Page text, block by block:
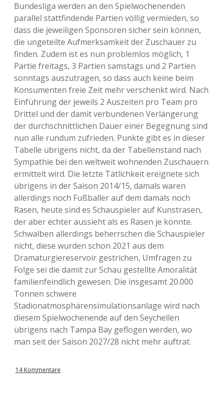
Bundesliga werden an den Spielwochenenden
parallel stattfindende Partien völlig vermieden, so
dass die jeweiligen Sponsoren sicher sein können,
die ungeteilte Aufmerksamkeit der Zuschauer zu
finden. Zudem ist es nun problemlos möglich, 1
Partie freitags, 3 Partien samstags und 2 Partien
sonntags auszutragen, so dass auch keine beim
Konsumenten freie Zeit mehr verschenkt wird. Nach
Einführung der jeweils 2 Auszeiten pro Team pro
Drittel und der damit verbundenen Verlängerung
der durchschnittlichen Dauer einer Begegnung sind
nun alle rundum zufrieden. Punkte gibt es in dieser
Tabelle übrigens nicht, da der Tabellenstand nach
Sympathie bei den weltweit wohnenden Zuschauern
ermittelt wird. Die letzte Tätlichkeit ereignete sich
übrigens in der Saison 2014/15, damals waren
allerdings noch Fußballer auf dem damals noch
Rasen, heute sind es Schauspieler auf Kunstrasen,
der aber echter aussieht als es Rasen je könnte.
Schwalben allerdings beherrschen die Schauspieler
nicht, diese wurden schon 2021 aus dem
Dramaturgiereservoir gestrichen, Umfragen zu
Folge sei die damit zur Schau gestellte Amoralität
familienfeindlich gewesen. Die insgesamt 20.000
Tonnen schwere
Stadionatmosphärensimulationsanlage wird nach
diesem Spielwochenende auf den Seychellen
übrigens nach Tampa Bay geflogen werden, wo
man seit der Saison 2027/28 nicht mehr auftrat.
14 Kommentare